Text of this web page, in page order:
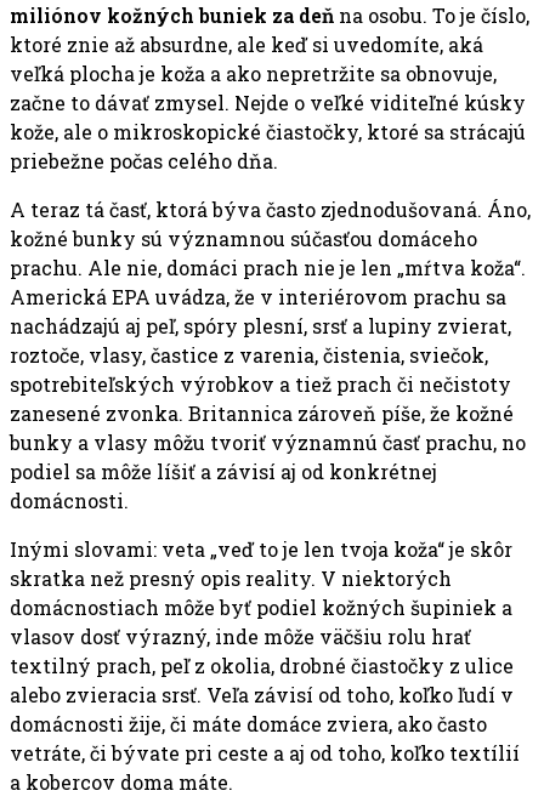
miliónov kožných buniek za deň na osobu. To je číslo,
ktoré znie až absurdne, ale keď si uvedomíte, aká
veľká plocha je koža a ako nepretržite sa obnovuje,
začne to dávať zmysel. Nejde o veľké viditeľné kúsky
kože, ale o mikroskopické čiastočky, ktoré sa strácajú
priebežne počas celého dňa.
A teraz tá časť, ktorá býva často zjednodušovaná. Áno,
kožné bunky sú významnou súčasťou domáceho
prachu. Ale nie, domáci prach nie je len „mŕtva koža“.
Americká EPA uvádza, že v interiérovom prachu sa
nachádzajú aj peľ, spóry plesní, srsť a lupiny zvierat,
roztoče, vlasy, častice z varenia, čistenia, sviečok,
spotrebiteľských výrobkov a tiež prach či nečistoty
zanesené zvonka. Britannica zároveň píše, že kožné
bunky a vlasy môžu tvoriť významnú časť prachu, no
podiel sa môže líšiť a závisí aj od konkrétnej
domácnosti.
Inými slovami: veta „veď to je len tvoja koža“ je skôr
skratka než presný opis reality. V niektorých
domácnostiach môže byť podiel kožných šupiniek a
vlasov dosť výrazný, inde môže väčšiu rolu hrať
textilný prach, peľ z okolia, drobné čiastočky z ulice
alebo zvieracia srsť. Veľa závisí od toho, koľko ľudí v
domácnosti žije, či máte domáce zviera, ako často
vetráte, či bývate pri ceste a aj od toho, koľko textílií
a kobercov doma máte.